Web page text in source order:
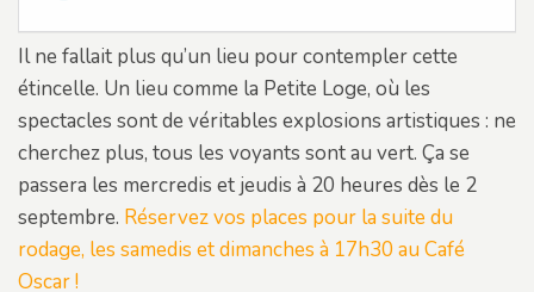
Il ne fallait plus qu’un lieu pour contempler cette
étincelle. Un lieu comme la Petite Loge, où les
spectacles sont de véritables explosions artistiques : ne
cherchez plus, tous les voyants sont au vert. Ça se
passera les mercredis et jeudis à 20 heures dès le 2
septembre. Réservez vos places pour la suite du
rodage, les samedis et dimanches à 17h30 au Café
Oscar!